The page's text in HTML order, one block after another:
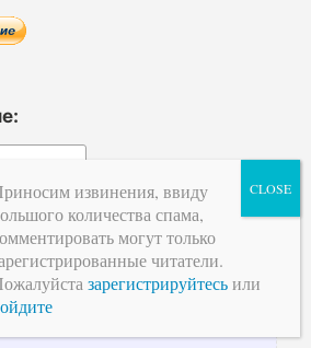
извинения, ввиду
количества спама,
могут только
читатели.
зарегистрируйтесьили